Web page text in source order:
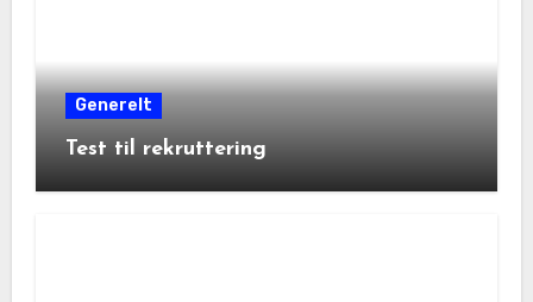
Generelt
Test til rekruttering